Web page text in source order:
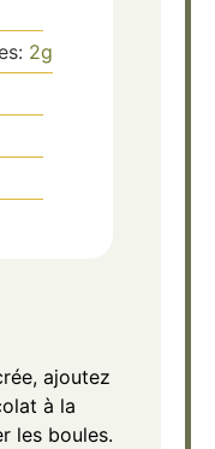
2g
ajoutez
à la
les boules.